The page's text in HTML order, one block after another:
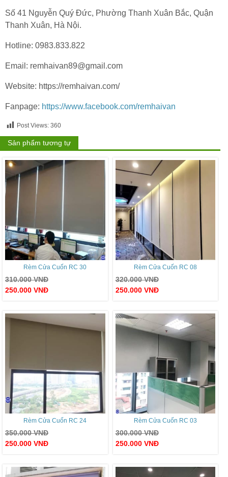
Số 41 Nguyễn Quý Đức, Phường Thanh Xuân Bắc, Quận
Thanh Xuân, Hà Nội.
Hotline: 0983.833.822
Email: remhaivan89@gmail.com
Website: https://remhaivan.com/
Fanpage: https://www.facebook.com/remhaivan
Post Views: 360
Sản phẩm tương tự
Rèm Cửa Cuốn RC 30
310.000VNĐ
250.000 VNĐ
Rèm Cửa Cuốn RC 08
320.000VNĐ
250.000 VNĐ
Rèm Cửa Cuốn RC 24
350.000VNĐ
250.000 VNĐ
Rèm Cửa Cuốn RC 03
300.000VNĐ
250.000 VNĐ